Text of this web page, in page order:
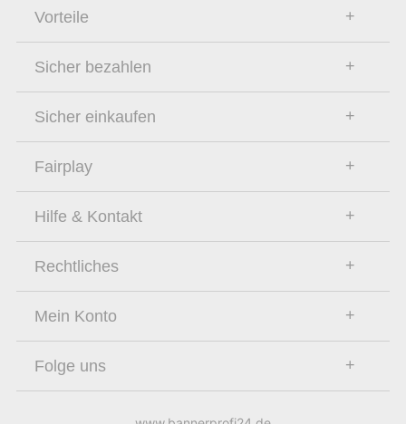
Vorteile
Sicher bezahlen
Sicher einkaufen
Fairplay
Hilfe & Kontakt
Rechtliches
Mein Konto
Folge uns